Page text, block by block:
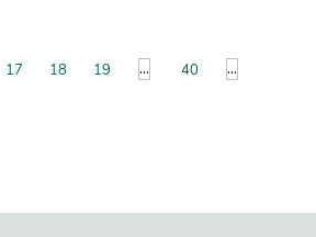
17 18 19 ... 40 ...